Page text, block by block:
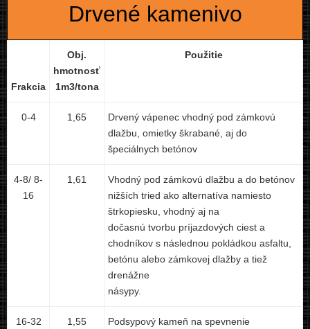
Drvené kamenivo
Frakcia
Obj.
hmotnosť
1m3/tona
Použitie
0-4 1,65
Drvený vápenec vhodný pod zámkovú
dlažbu, omietky škrabané, aj do
špeciálnych betónov
4-8/ 8-
16
1,61
Vhodný pod zámkovú dlažbu a do betónov
nižších tried ako alternatíva namiesto
štrkopiesku, vhodný aj na
dočasnú tvorbu príjazdových ciest a
chodníkov s následnou pokládkou asfaltu,
betónu alebo zámkovej dlažby a tiež
drenážne
násypy.
16-32 1,55
Podsypový kameň na spevnenie